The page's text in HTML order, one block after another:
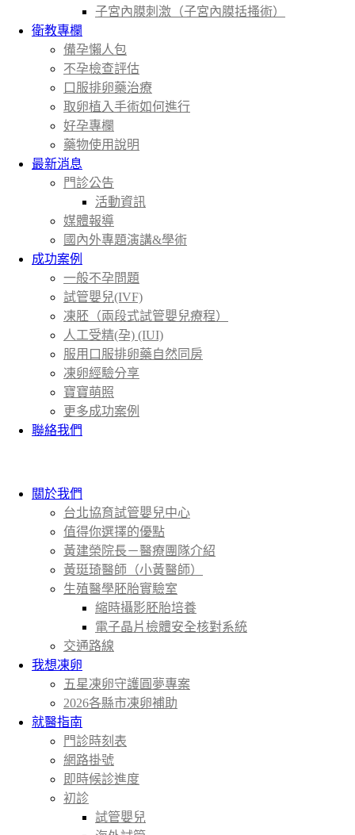
子宮內膜刺激（子宮內膜括搔術）
衛教專欄
備孕懶人包
不孕檢查評估
口服排卵藥治療
取卵植入手術如何進行
好孕專欄
藥物使用說明
最新消息
門診公告
活動資訊
媒體報導
國內外專題演講&學術
成功案例
一般不孕問題
試管嬰兒(IVF)
凍胚（兩段式試管嬰兒療程）
人工受精(孕) (IUI)
服用口服排卵藥自然同房
凍卵經驗分享
寶寶萌照
更多成功案例
聯絡我們
關於我們
台北協育試管嬰兒中心
值得你選擇的優點
黃建榮院長－醫療團隊介紹
黃珽琦醫師（小黃醫師）
生殖醫學胚胎實驗室
縮時攝影胚胎培養
電子晶片檢體安全核對系統
交通路線
我想凍卵
五星凍卵守護圓夢專案
2026各縣市凍卵補助
就醫指南
門診時刻表
網路掛號
即時候診進度
初診
試管嬰兒